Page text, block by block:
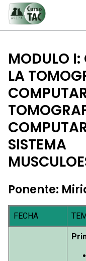
MODULO I:
LA
SISTEMA
Ponente:
FECHA